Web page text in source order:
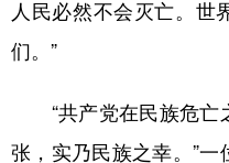
人民必然不会灭亡。世
们。”
“共产党在民族危亡
张，实乃民族之幸。”